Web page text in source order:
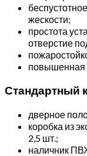
жескости;
простота
отверстие
повышенная
Стандартный
дверное
коробка из
2,5 шт.;
наличник